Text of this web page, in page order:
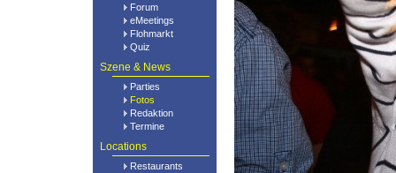
Forum
eMeetings
Flohmarkt
Quiz
Szene & News
Parties
Fotos
Redaktion
Termine
Locations
Restaurants